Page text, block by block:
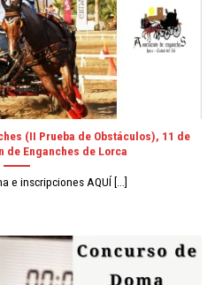
(II Prueba de Obstáculos), 11 de
de Enganches de Lorca
e inscripciones AQUÍ [...]